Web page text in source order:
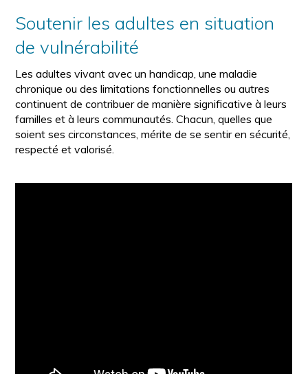
Soutenir les adultes en situation
de vulnérabilité
Les adultes vivant avec un handicap, une maladie
chronique ou des limitations fonctionnelles ou autres
continuent de contribuer de manière significative à leurs
familles et à leurs communautés. Chacun, quelles que
soient ses circonstances, mérite de se sentir en sécurité,
respecté et valorisé.